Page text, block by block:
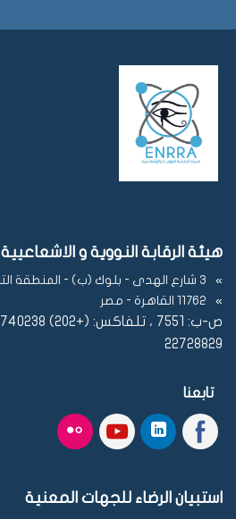
هيئة الرقابة النووية و الاشعاعيية
3 شارع الهدى - بلوك (ب) - المنطقة التاسعة - مدينة نصر
11762 القاهرة - مصر
22728829
تابعنا
استبيان الرضاء للجهات المعنية